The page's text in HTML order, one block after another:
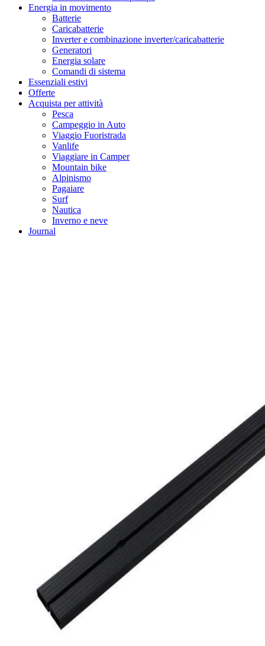
Energia in movimento
Batterie
Caricabatterie
Inverter e combinazione inverter/caricabatterie
Generatori
Energia solare
Comandi di sistema
Essenziali estivi
Offerte
Acquista per attività
Pesca
Campeggio in Auto
Viaggio Fuoristrada
Vanlife
Viaggiare in Camper
Mountain bike
Alpinismo
Pagaiare
Surf
Nautica
Inverno e neve
Journal